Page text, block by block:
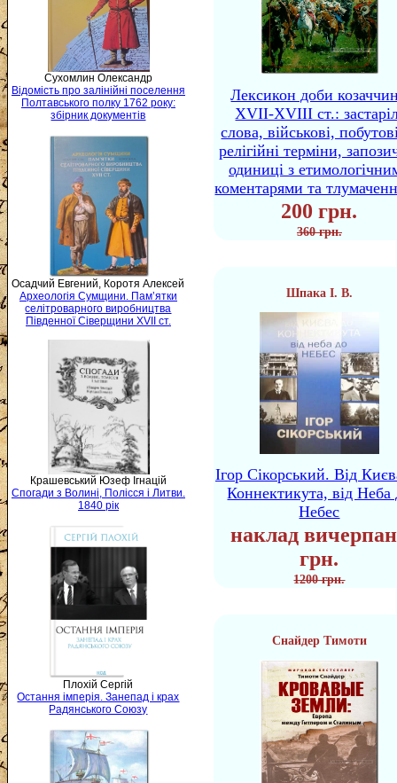
Сухомлин Олександр
Відомість про залінійні поселення
Полтавського полку 1762 року:
збірник документів
Осадчий Евгений, Коротя Алексей
Археологія Сумщини. Пам’ятки
селітроварного виробництва
Південної Сіверщини XVII ст.
Крашевський Юзеф Ігнацій
Спогади з Волині, Полісся і Литви.
1840 рік
Плохій Сергій
Остання імперія. Занепад і крах
Радянського Союзу
Лексикон доби
XVII-XVIII ст.:
слова, військові,
релігійні терміни,
одиниці з
коментарями та
200 грн.
360 грн.
Шпака І. В.
Ігор Сікорський. Від
Коннектикута, від Неба
Небес
наклад
грн.
1200 грн.
Снайдер Тимоти